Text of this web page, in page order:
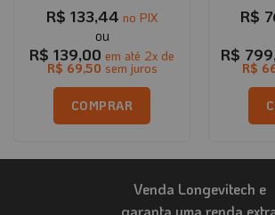
R$ 133,44 no PIX
R$ 139,00 em até 2x de
R$ 69,50 sem juros
COMPRAR
R$
R$
R$
Venda Longevitech e